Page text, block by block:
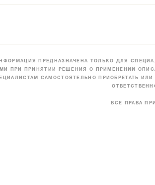
ПРЕДНАЗНАЧЕНА ТОЛЬКО ДЛЯ
ПРИ ПРИНЯТИИ РЕШЕНИЯ О ПРИМЕНЕНИИ
САМОСТОЯТЕЛЬНО ПРИОБРЕТАТЬ
ВСЕ ПРАВА